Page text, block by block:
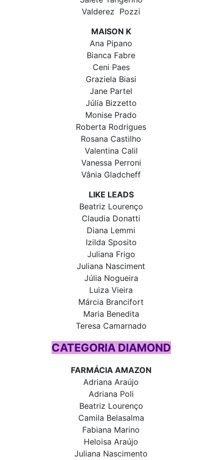
Valderez Pozzi
MAISON K
Ana Pipano
Bianca Fabre
Ceni Paes
Graziela Biasi
Jane Partel
Júlia Bizzetto
Monise Prado
Roberta Rodrigues
Rosana Castilho
Valentina Calil
Vanessa Perroni
Vânia Gladcheff
LIKE LEADS
Beatriz Lourenço
Claudia Donatti
Diana Lemmi
Izilda Sposito
Juliana Frigo
Juliana Nasciment
Júlia Nogueira
Luiza Vieira
Márcia Brancifort
Maria Benedita
Teresa Camarnado
CATEGORIA DIAMOND
FARMÁCIA AMAZON
Adriana Araújo
Adriana Poli
Beatriz Lourenço
Camila Belasalma
Fabiana Marino
Heloisa Araújo
Juliana Nascimento